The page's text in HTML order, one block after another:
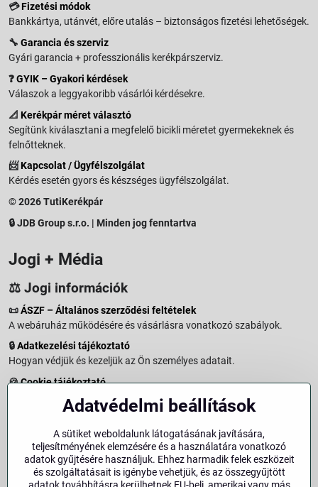
💳Fizetési módok
Bankkártya, utánvét, előre utalás – biztonságos fizetési lehetőségek.
🔧 Garancia és szerviz
Gyári garancia + professzionális kerékpárszerviz.
❓GYIK – Gyakori kérdések
Válaszok a leggyakoribb vásárlói kérdésekre.
📐 Kerékpár méret választó
Segítünk kiválasztani a megfelelő bicikli méretet gyermekeknek és
felnőtteknek.
📨Kapcsolat / Ügyfélszolgálat
Kérdés esetén gyors és készséges ügyfélszolgálat.
© 2026 TutiKerékpár
🔒 JDB Group s.r.o. | Minden jog fenntartva
Jogi + Média
⚖️ Jogi információk
📜ÁSZF – Általános szerződési feltételek
A webáruház működésére és vásárlásra vonatkozó szabályok.
🔒Adatkezelési tájékoztató
Hogyan védjük és kezeljük az Ön személyes adatait.
🍪Cookie tájékoztató
A weboldalon használt sütikről és adatkezelésről.
Vásárlástól való elállás menete és feltételei.
Elállás a szerződéstől
Impresszum
Adatvédelmi beállítások
A sütiket weboldalunk látogatásának javítására,
teljesítményének elemzésére és a használatára vonatkozó
adatok gyűjtésére használjuk. Ehhez harmadik felek eszközeit
és szolgáltatásait is igénybe vehetjük, és az összegyűjtött